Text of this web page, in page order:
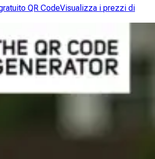
QR CodeVisualizza i prezzi di